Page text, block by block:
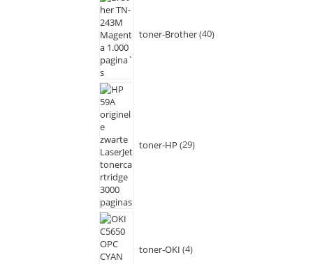
toner-Brother 40
toner-HP 29
toner-OKI 4